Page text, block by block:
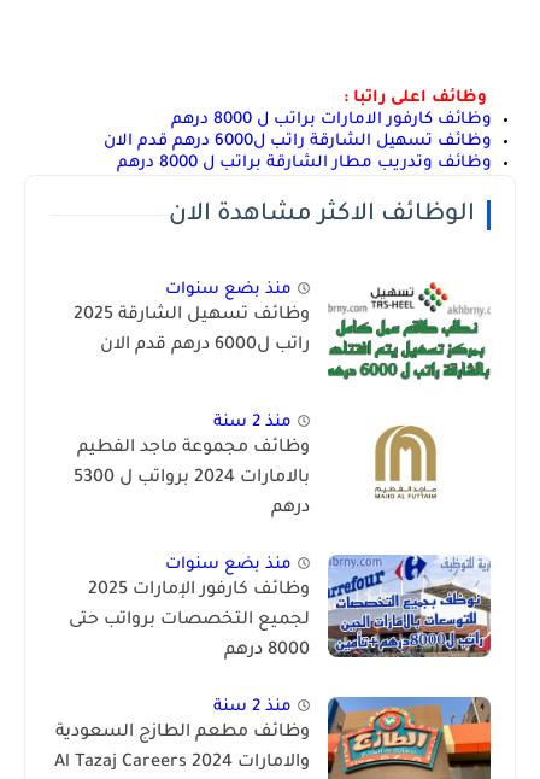
وظائف اعلى راتبا :
وظائف كارفور الامارات براتب ل 8000 درهم
وظائف تسهيل الشارقة راتب ل6000 درهم قدم الان
وظائف وتدريب مطار الشارقة براتب ل 8000 درهم
الوظائف الاكثر مشاهدة الان
منذ بضع سنوات
وظائف تسهيل الشارقة 2025
راتب ل6000 درهم قدم الان
منذ 2 سنة
وظائف مجموعة ماجد الفطيم
بالامارات 2024 برواتب ل 5300
درهم
منذ بضع سنوات
وظائف كارفور الإمارات 2025
لجميع التخصصات برواتب حتى
8000 درهم
منذ 2 سنة
وظائف مطعم الطازج السعودية
والامارات 2024 Al Tazaj Careers